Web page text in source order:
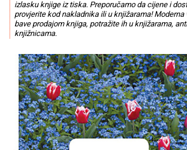
izlasku knjige iz tiska. Preporučamo da cijene i
provjerite kod nakladnika ili u knjižarama! Moderna
bave prodajom knjiga, potražite ih u knjižarama,
knjižnicama.